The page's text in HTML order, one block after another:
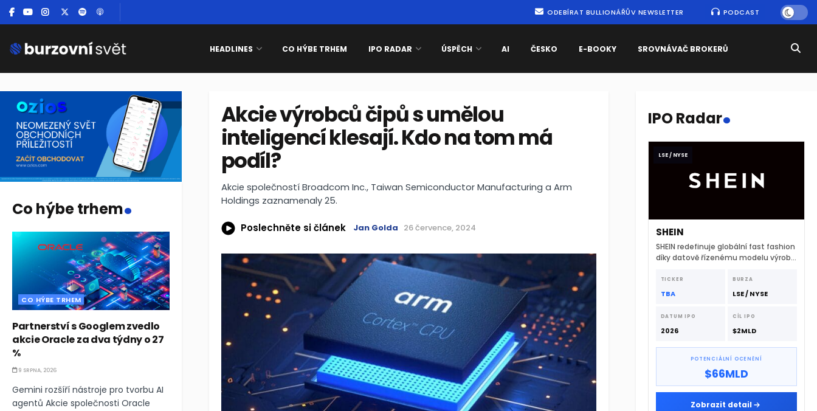
ODEBÍRAT BULLIONÁŘŮV NEWSLETTER PODCAST
HEADLINES CO HÝBE TRHEM IPO RADAR ÚSPĚCH AI ČESKO E-BOOKY SROVNÁVAČ BROKERŮ
Akcie výrobců čipů s umělou
inteligencí klesají. Kdo na tom má
podíl?
Akcie společností Broadcom Inc., Taiwan Semiconductor Manufacturing a Arm
Holdings zaznamenaly 25.
Poslechněte si článek Jan Golda 26 července, 2024
Co hýbe trhem.
CO HÝBE TRHEM
Partnerství s Googlem zvedlo
akcie Oracle za dva týdny o 27
%
9 SRPNA, 2026
Gemini rozšíří nástroje pro tvorbu AI
agentů Akcie společnosti Oracle
IPO Radar.
LSE / NYSE
SHEIN
SHEIN redefinuje globální fast fashion
díky datově řízenému modelu výroby
dodavatelskému řetězci.
TICKER
TBA
BURZA
LSE / NYSE
DATUM IPO
2026
CÍL IPO
$2MLD
POTENCIÁLNÍ OCENĚNÍ
$66MLD
Zobrazit detail